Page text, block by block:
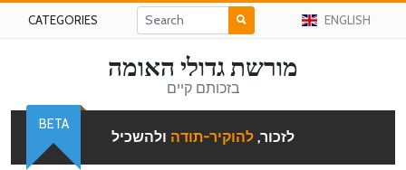
CATEGORIES ENGLISH
מורשת גדולי האומה
בזכותם קיים
לזכור, להוקיר-תודה ולהשכיל
BETA